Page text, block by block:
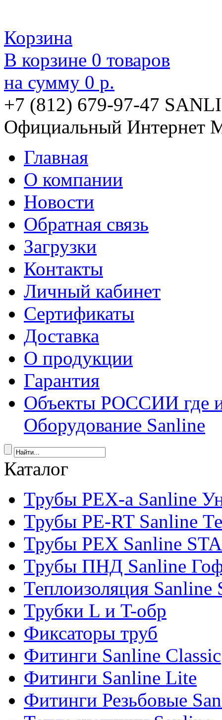
Корзина
В корзине 0 товаров
на сумму 0 р.
+7 (812) 679-97-47
Официальный Интернет
Главная
О компании
Новости
Обратная связь
Загрузки
Контакты
Личный кабинет
Сертификаты
Доставка
О продукции
Гарантия
Объекты РОССИИ где
Оборудование Sanline
Каталог
Трубы PEX-a Sanline
Трубы PE-RT Sanline
Трубы PEX Sanline
Трубы ПНД Sanline
Теплоизоляция Sanline
Трубки L и T-обр
Фиксаторы труб
Фитинги Sanline Classic
Фитинги Sanline Lite
Фитинги Резьбовые